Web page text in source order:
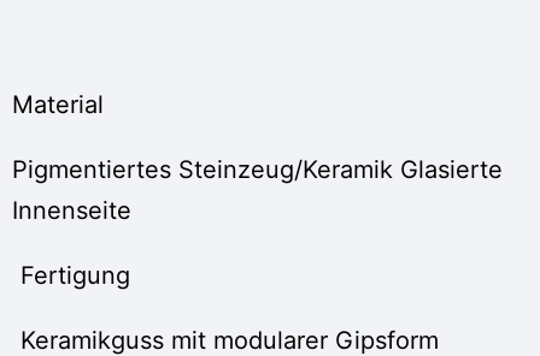
Material
Pigmentiertes Steinzeug/Keramik Glasierte
Innenseite
Fertigung
Keramikguss mit modularer Gipsform